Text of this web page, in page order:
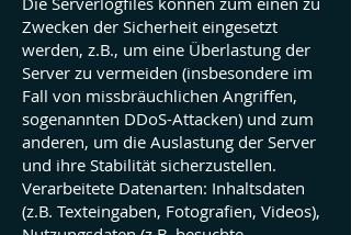
Zwecken der Sicherheit eingesetzt
werden, z.B., um eine Überlastung der
Server zu vermeiden (insbesondere im
Fall von missbräuchlichen Angriffen,
sogenannten DDoS-Attacken) und zum
anderen, um die Auslastung der Server
und ihre Stabilität sicherzustellen.
Verarbeitete Datenarten: Inhaltsdaten
(z.B. Texteingaben, Fotografien, Videos),